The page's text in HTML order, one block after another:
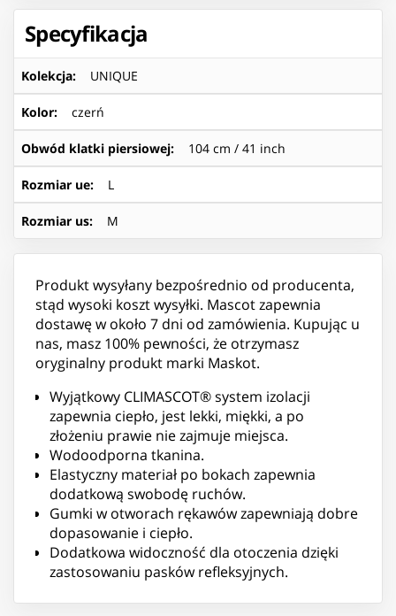
Specyfikacja
Kolekcja: UNIQUE
Kolor: czerń
Obwód klatki piersiowej: 104 cm / 41 inch
Rozmiar ue: L
Rozmiar us: M
Produkt wysyłany bezpośrednio od producenta,
stąd wysoki koszt wysyłki. Mascot zapewnia
dostawę w około 7 dni od zamówienia. Kupując u
nas, masz 100% pewności, że otrzymasz
oryginalny produkt marki Maskot.
Wyjątkowy CLIMASCOT® system izolacji
zapewnia ciepło, jest lekki, miękki, a po
złożeniu prawie nie zajmuje miejsca.
Wodoodporna tkanina.
Elastyczny materiał po bokach zapewnia
dodatkową swobodę ruchów.
Gumki w otworach rękawów zapewniają dobre
dopasowanie i ciepło.
Dodatkowa widoczność dla otoczenia dzięki
zastosowaniu pasków refleksyjnych.